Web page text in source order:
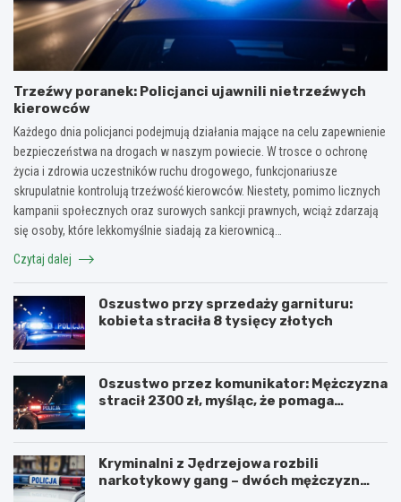
Trzeźwy poranek: Policjanci ujawnili nietrzeźwych
kierowców
Każdego dnia policjanci podejmują działania mające na celu zapewnienie
bezpieczeństwa na drogach w naszym powiecie. W trosce o ochronę
życia i zdrowia uczestników ruchu drogowego, funkcjonariusze
skrupulatnie kontrolują trzeźwość kierowców. Niestety, pomimo licznych
kampanii społecznych oraz surowych sankcji prawnych, wciąż zdarzają
się osoby, które lekkomyślnie siadają za kierownicą…
Czytaj dalej
Oszustwo przy sprzedaży garnituru:
kobieta straciła 8 tysięcy złotych
Oszustwo przez komunikator: Mężczyzna
stracił 2300 zł, myśląc, że pomaga
Kryminalni z Jędrzejowa rozbili
narkotykowy gang – dwóch mężczyzn